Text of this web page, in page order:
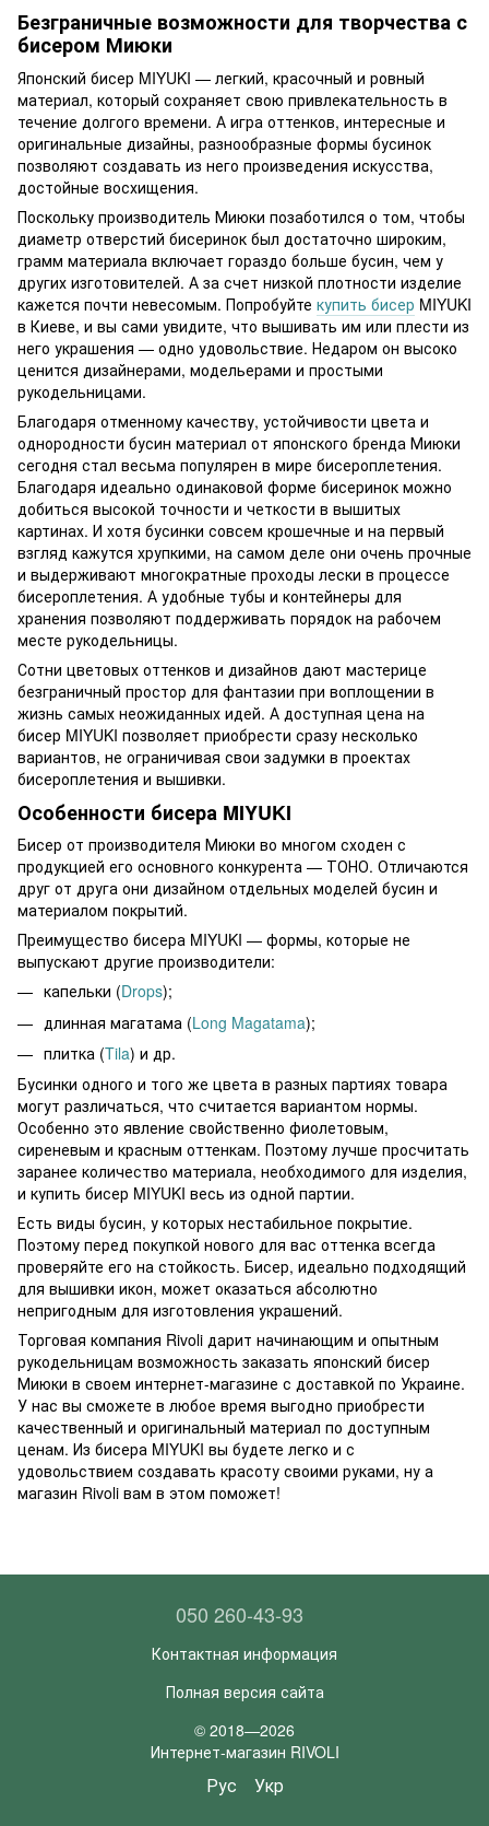
Безграничные возможности для творчества с
бисером Миюки
Японский бисер MIYUKI — легкий, красочный и ровный
материал, который сохраняет свою привлекательность в
течение долгого времени. А игра оттенков, интересные и
оригинальные дизайны, разнообразные формы бусинок
позволяют создавать из него произведения искусства,
достойные восхищения.
Поскольку производитель Миюки позаботился о том, чтобы
диаметр отверстий бисеринок был достаточно широким,
грамм материала включает гораздо больше бусин, чем у
других изготовителей. А за счет низкой плотности изделие
кажется почти невесомым. Попробуйте купить бисер MIYUKI
в Киеве, и вы сами увидите, что вышивать им или плести из
него украшения — одно удовольствие. Недаром он высоко
ценится дизайнерами, модельерами и простыми
рукодельницами.
Благодаря отменному качеству, устойчивости цвета и
однородности бусин материал от японского бренда Миюки
сегодня стал весьма популярен в мире бисероплетения.
Благодаря идеально одинаковой форме бисеринок можно
добиться высокой точности и четкости в вышитых
картинах. И хотя бусинки совсем крошечные и на первый
взгляд кажутся хрупкими, на самом деле они очень прочные
и выдерживают многократные проходы лески в процессе
бисероплетения. А удобные тубы и контейнеры для
хранения позволяют поддерживать порядок на рабочем
месте рукодельницы.
Сотни цветовых оттенков и дизайнов дают мастерице
безграничный простор для фантазии при воплощении в
жизнь самых неожиданных идей. А доступная цена на
бисер MIYUKI позволяет приобрести сразу несколько
вариантов, не ограничивая свои задумки в проектах
бисероплетения и вышивки.
Особенности бисера MIYUKI
Бисер от производителя Миюки во многом сходен с
продукцией его основного конкурента — ТОНО. Отличаются
друг от друга они дизайном отдельных моделей бусин и
материалом покрытий.
Преимущество бисера MIYUKI — формы, которые не
выпускают другие производители:
капельки (Drops);
длинная магатама (Long Magatama);
плитка (Tila) и др.
Бусинки одного и того же цвета в разных партиях товара
могут различаться, что считается вариантом нормы.
Особенно это явление свойственно фиолетовым,
сиреневым и красным оттенкам. Поэтому лучше просчитать
заранее количество материала, необходимого для изделия,
и купить бисер MIYUKI весь из одной партии.
Есть виды бусин, у которых нестабильное покрытие.
Поэтому перед покупкой нового для вас оттенка всегда
проверяйте его на стойкость. Бисер, идеально подходящий
для вышивки икон, может оказаться абсолютно
непригодным для изготовления украшений.
Торговая компания Rivoli дарит начинающим и опытным
рукодельницам возможность заказать японский бисер
Миюки в своем интернет-магазине с доставкой по Украине.
У нас вы сможете в любое время выгодно приобрести
качественный и оригинальный материал по доступным
ценам. Из бисера MIYUKI вы будете легко и с
удовольствием создавать красоту своими руками, ну а
магазин Rivoli вам в этом поможет!
050 260-43-93
Контактная информация
Полная версия сайта
© 2018—2026
Интернет-магазин RIVOLI
Рус Укр